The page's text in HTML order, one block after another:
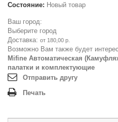
Состояние: Новый товар
Ваш город:
Выберите город
Доставка: от 180,00 р.
Возможно Вам также будет
Mifine Автоматическая
палатки и комплектующие
Отправить другу
Печать